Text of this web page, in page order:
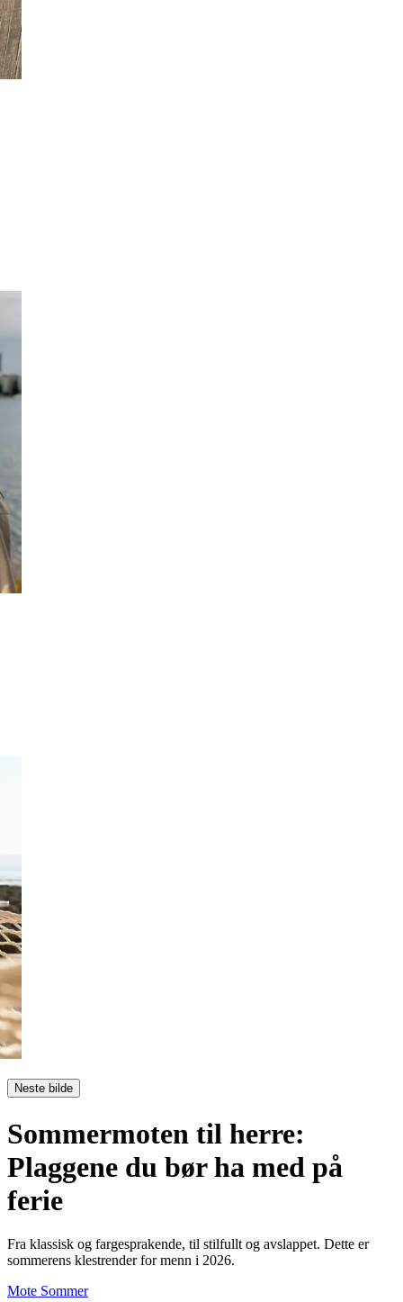
Neste bilde
Sommermoten til herre:
Plaggene du bør ha med på
ferie
Fra klassisk og fargesprakende, til stilfullt og avslappet. Dette er
sommerens klestrender for menn i 2026.
Mote Sommer